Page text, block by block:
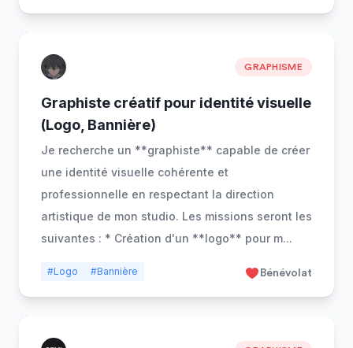
GRAPHISME
Graphiste créatif pour identité visuelle
(Logo, Bannière)
Je recherche un **graphiste** capable de créer
une identité visuelle cohérente et
professionnelle en respectant la direction
artistique de mon studio. Les missions seront les
suivantes : * Création d'un **logo** pour m...
#Logo #Bannière Bénévolat